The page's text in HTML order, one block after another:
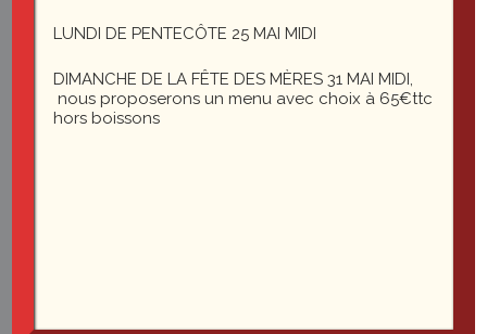
LUNDI DE PENTECÔTE 25 MAI MIDI
DIMANCHE DE LA FÊTE DES MÈRES 31 MAI MIDI,
nous proposerons un menu avec choix à 65€ttc
hors boissons